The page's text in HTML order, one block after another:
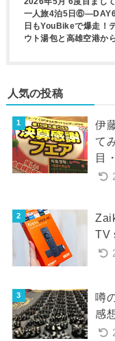
一人旅4泊5日
日もYouBikeで爆走！
ウト湯包と高雄空港か
人気の投稿
伊
て
目
TV
噂
感